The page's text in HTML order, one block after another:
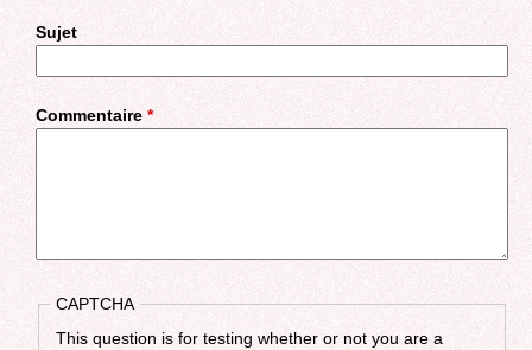
Sujet
Commentaire *
CAPTCHA
This question is for testing whether or not you are a